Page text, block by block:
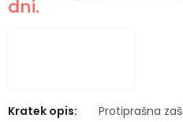
dni.
Kratek opis:
Protiprašna